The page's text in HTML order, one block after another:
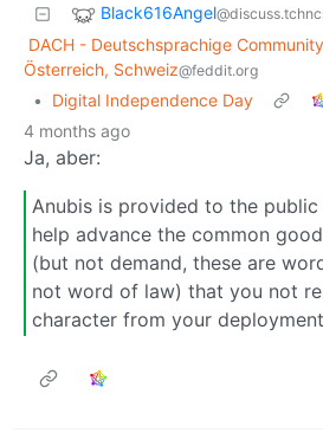
Black616Angel
DACH - Deutschsprachige
Österreich, Schweiz@feddit.org
• Digital Independence Day
4 months ago
Ja, aber:
Anubis is provided to the
help advance the common
(but not demand, these are
not word of law) that you not
character from your